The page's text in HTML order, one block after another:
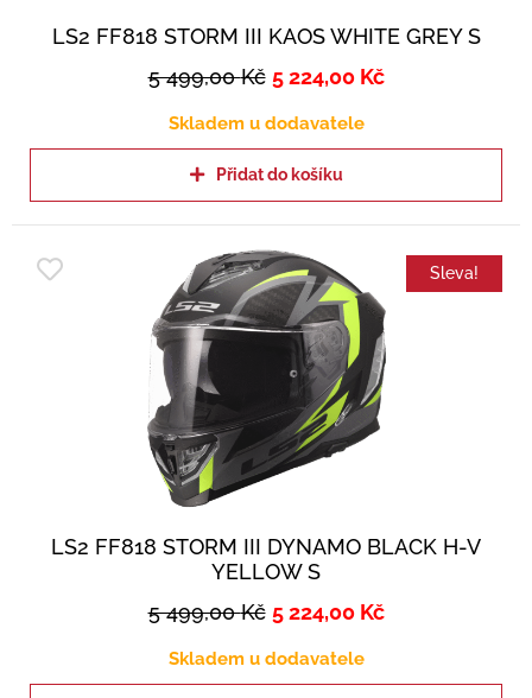
LS2 FF818 STORM III KAOS WHITE GREY S
5 499,00Kč 5 224,00 Kč
Skladem u dodavatele
Přidat do košíku
Sleva!
LS2 FF818 STORM III DYNAMO BLACK H-V
YELLOW S
5 499,00Kč 5 224,00 Kč
Skladem u dodavatele